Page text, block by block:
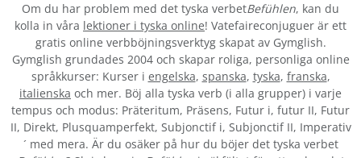
Om du har problem med det tyska verbetBefühlen, kan du
kolla in våra lektioner i tyska online! Vatefaireconjuguer är ett
gratis online verbböjningsverktyg skapat av Gymglish.
Gymglish grundades 2004 och skapar roliga, personliga online
språkkurser: Kurser i engelska, spanska, tyska, franska,
italienska och mer. Böj alla tyska verb (i alla grupper) i varje
tempus och modus: Präteritum, Präsens, Futur i, futur II, Futur
II, Direkt, Plusquamperfekt, Subjonctif i, Subjonctif II, Imperativ
´ med mera. Är du osäker på hur du böjer det tyska verbet